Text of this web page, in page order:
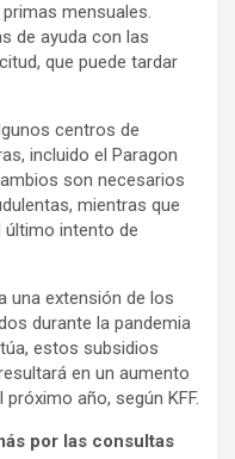
mensuales.
de ayuda con las
que puede tardar
centros de
incluido el Paragon
son necesarios
mientras que
intento de
una extensión de los
durante la pandemia
estos subsidios
en un aumento
año, según KFF.
por las consultas